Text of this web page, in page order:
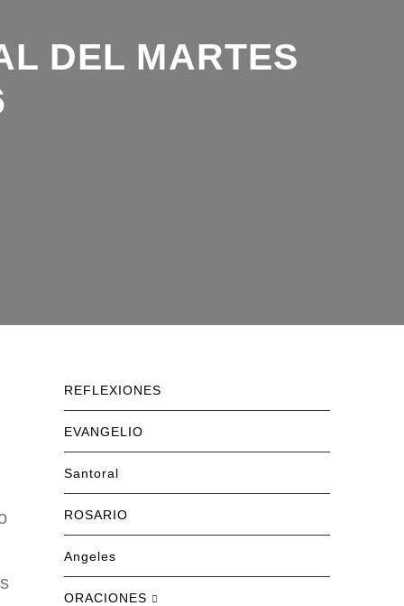
DEL MARTES
REFLEXIONES
EVANGELIO
Santoral
ROSARIO
Angeles
ORACIONES